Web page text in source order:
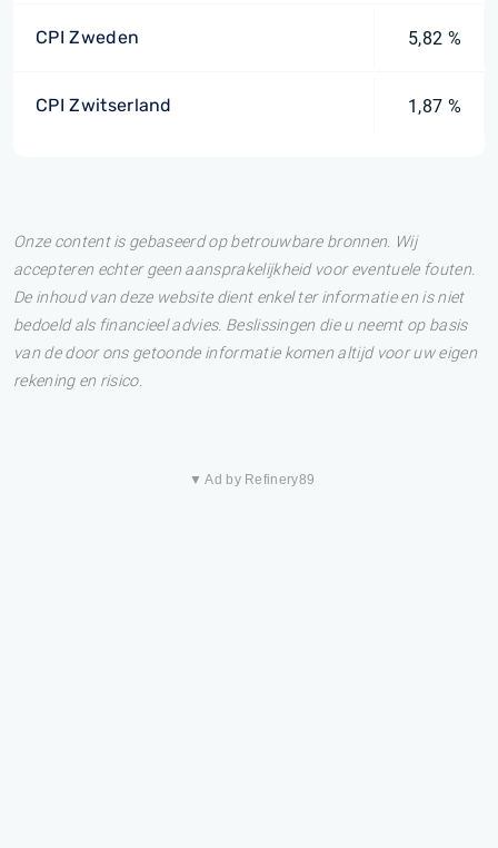
CPI Zweden 5,82 %
CPI Zwitserland 1,87 %
Onze content is gebaseerd op betrouwbare bronnen. Wij
accepteren echter geen aansprakelijkheid voor eventuele fouten.
De inhoud van deze website dient enkel ter informatie en is niet
bedoeld als financieel advies. Beslissingen die u neemt op basis
van de door ons getoonde informatie komen altijd voor uw eigen
rekening en risico.
▼ Ad by Refinery89